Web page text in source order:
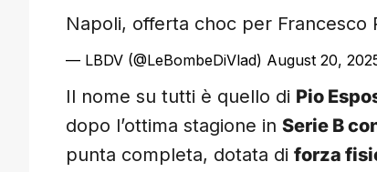
Napoli, offerta choc per Francesco
— LBDV (@LeBombeDiVlad) August 20,
Il nome su tutti è quello di Pio
dopo l’ottima stagione in Serie B
punta completa, dotata di forza